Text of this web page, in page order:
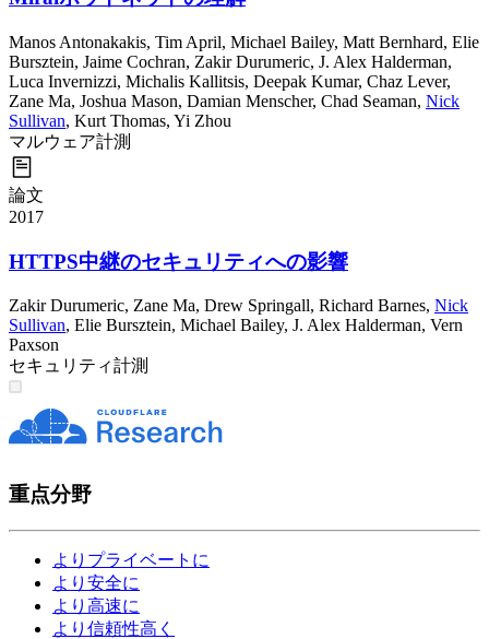
Manos Antonakakis, Tim April, Michael Bailey, Matt Bernhard, Elie
Bursztein, Jaime Cochran, Zakir Durumeric, J. Alex Halderman,
Luca Invernizzi, Michalis Kallitsis, Deepak Kumar, Chaz Lever,
Zane Ma, Joshua Mason, Damian Menscher, Chad Seaman, Nick
Sullivan, Kurt Thomas, Yi Zhou
マルウェア計測
論文
2017
HTTPS中継のセキュリティへの影響
Zakir Durumeric, Zane Ma, Drew Springall, Richard Barnes, Nick
Sullivan, Elie Bursztein, Michael Bailey, J. Alex Halderman, Vern
Paxson
セキュリティ計測
重点分野
よりプライベートに
より安全に
より高速に
より信頼性高く